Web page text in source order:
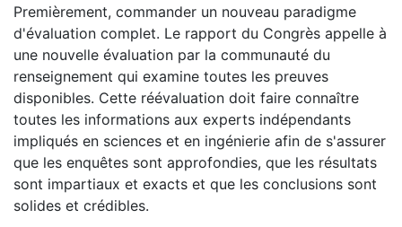
Premièrement, commander un nouveau paradigme
d'évaluation complet. Le rapport du Congrès appelle à
une nouvelle évaluation par la communauté du
renseignement qui examine toutes les preuves
disponibles. Cette réévaluation doit faire connaître
toutes les informations aux experts indépendants
impliqués en sciences et en ingénierie afin de s'assurer
que les enquêtes sont approfondies, que les résultats
sont impartiaux et exacts et que les conclusions sont
solides et crédibles.